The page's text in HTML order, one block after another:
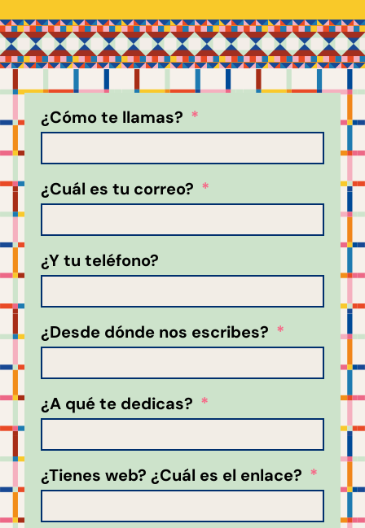
¿Cómo te llamas?
¿Cuál es tu correo?
¿Y tu teléfono?
¿Desde dónde nos escribes?
¿A qué te dedicas?
¿Tienes web? ¿Cuál es el enlace?